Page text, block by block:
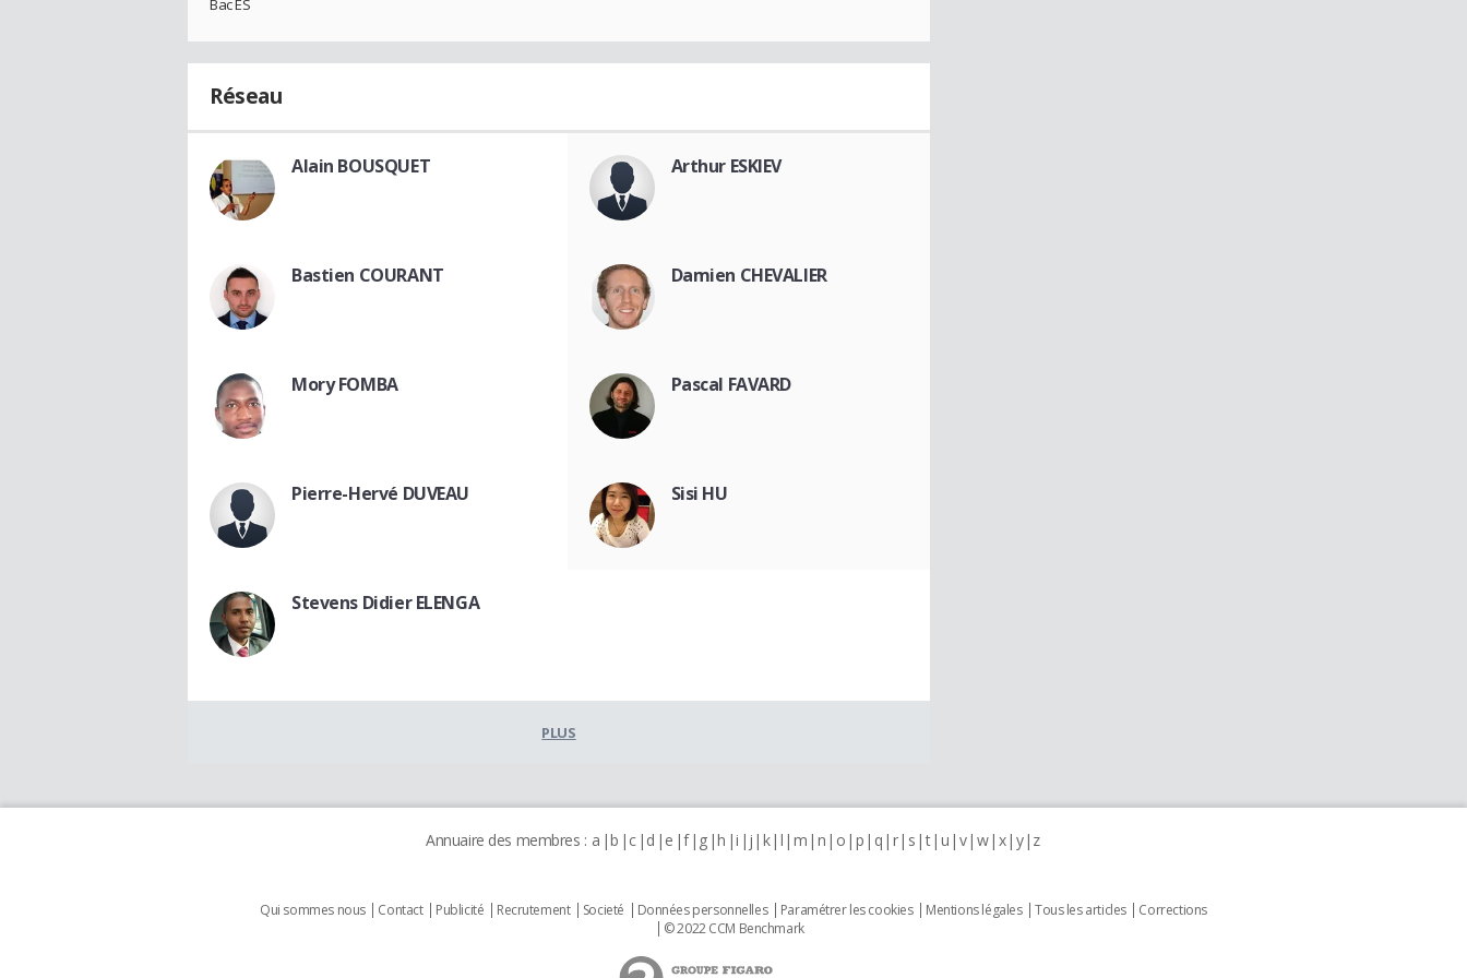
Bac ES
Réseau
Alain BOUSQUET Arthur ESKIEV
Bastien COURANT Damien CHEVALIER
Mory FOMBA Pascal FAVARD
Pierre-Hervé DUVEAU Sisi HU
Stevens Didier ELENGA
PLUS
Annuaire des membres : a b c d e f g h i j k l m n o p q r s t u v w x y z
Qui sommes nous Contact Publicité Recrutement Societé Données personnelles Paramétrer les cookies Mentions légales Tous les articles
Corrections
© 2022 CCM Benchmark